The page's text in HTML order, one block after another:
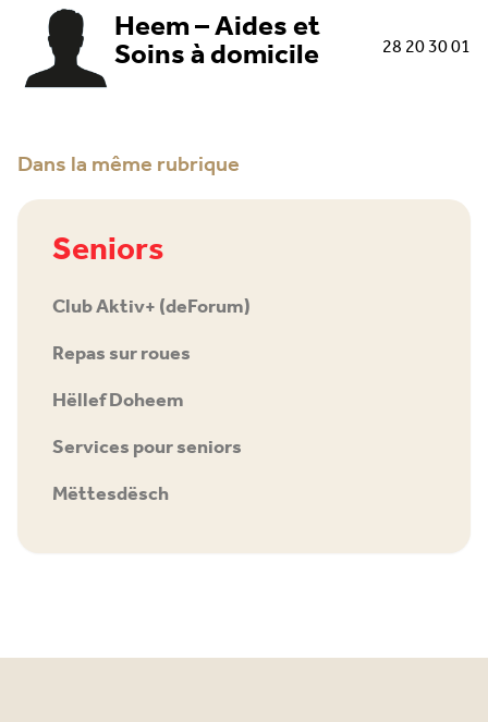
Heem – Aides et
Soins à domicile 28 20 30 01
Dans la même rubrique
Seniors
Club Aktiv+ (deForum)
Repas sur roues
Hëllef Doheem
Services pour seniors
Mëttesdësch